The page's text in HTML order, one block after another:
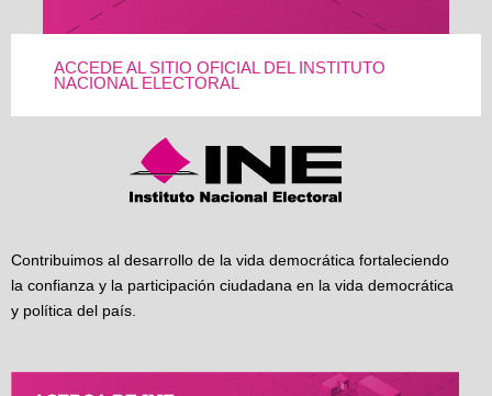
ACCEDE AL SITIO OFICIAL DEL INSTITUTO
NACIONAL ELECTORAL
Contribuimos al desarrollo de la vida democrática fortaleciendo
la confianza y la participación ciudadana en la vida democrática
y política del país.